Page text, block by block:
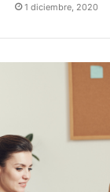
1 diciembre, 2020